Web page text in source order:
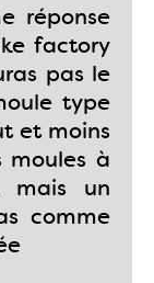
réponse
factory
pas le
type
et moins
moules à
mais un
comme